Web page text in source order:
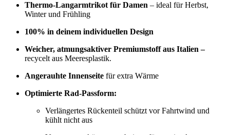
Thermo-Langarmtrikot für Damen – ideal für Herbst,
Winter und Frühling
100% in deinem individuellen Design
Weicher, atmungsaktiver Premiumstoff aus Italien –
recycelt aus Meeresplastik.
Angerauhte Innenseite für extra Wärme
Optimierte Rad-Passform:
Verlängertes Rückenteil schützt vor Fahrtwind und
kühlt nicht aus